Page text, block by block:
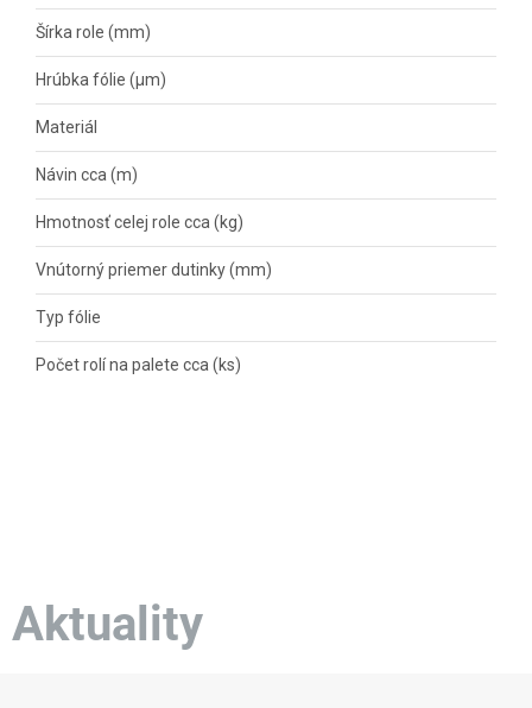
Šírka role (mm)
Hrúbka fólie (µm)
Materiál
Návin cca (m)
Hmotnosť celej role cca (kg)
Vnútorný priemer dutinky (mm)
Typ fólie
Počet rolí na palete cca (ks)
Aktuality